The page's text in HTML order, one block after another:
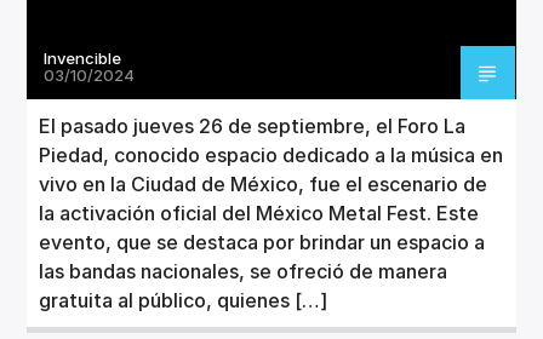
Invencible
03/10/2024
El pasado jueves 26 de septiembre, el Foro La
Piedad, conocido espacio dedicado a la música en
vivo en la Ciudad de México, fue el escenario de
la activación oficial del México Metal Fest. Este
evento, que se destaca por brindar un espacio a
las bandas nacionales, se ofreció de manera
gratuita al público, quienes […]